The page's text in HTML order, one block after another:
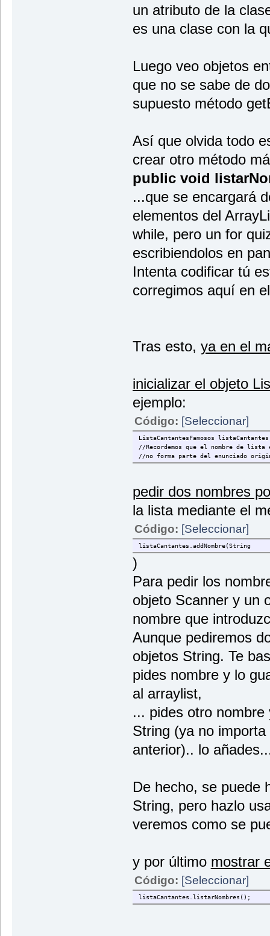
un atributo de la
es una clase con la
Luego veo objetos
que no se sabe de
supuesto método
Así que olvida todo
crear otro método
public void
...que se encargará
elementos del
while, pero un for
escribiendolos en
Intenta codificar tú
corregimos aquí en
Tras esto, ya en el
inicializar el objeto
ejemplo:
Código: [Seleccionar]
ListaCantantesFamosos
//Recordemos que el nombre de
//no forma parte del enunciado
pedir dos nombres
la lista mediante el
Código: [Seleccionar]
listaCantantes.addNombre(String
)
Para pedir los
objeto Scanner y un
nombre que
Aunque pediremos
objetos String. Te
pides nombre y lo
al arraylist,
... pides otro
String (ya no
anterior).. lo
De hecho, se puede
String, pero hazlo
veremos como se
y por último mostrar
Código: [Seleccionar]
listaCantantes.listarNombres();